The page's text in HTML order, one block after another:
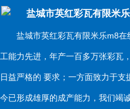
盐城市英红彩瓦有限米
盐城市英红彩瓦有限米乐m8在线
工能力先进，年产一百多万张彩
日益严格的 要求；一方面致力于
今已形成雄厚的成产能力，我们